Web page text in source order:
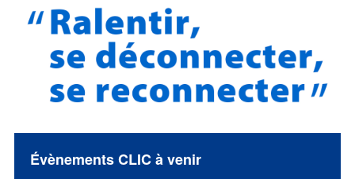
Évènements CLIC à venir